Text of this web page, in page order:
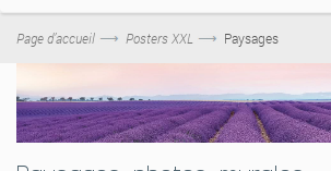
Page d’accueil Posters XXL Paysages